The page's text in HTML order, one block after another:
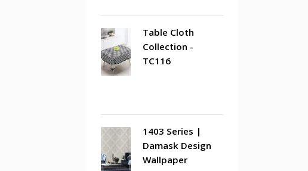
Table Cloth
Collection -
TC116
1403 Series |
Damask Design
Wallpaper